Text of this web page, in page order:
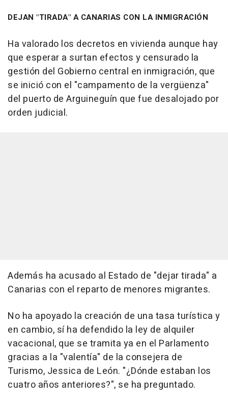
DEJAN "TIRADA" A CANARIAS CON LA INMIGRACIÓN
Ha valorado los decretos en vivienda aunque hay
que esperar a surtan efectos y censurado la
gestión del Gobierno central en inmigración, que
se inició con el "campamento de la vergüenza"
del puerto de Arguineguín que fue desalojado por
orden judicial.
Además ha acusado al Estado de "dejar tirada" a
Canarias con el reparto de menores migrantes.
No ha apoyado la creación de una tasa turística y
en cambio, sí ha defendido la ley de alquiler
vacacional, que se tramita ya en el Parlamento
gracias a la "valentía" de la consejera de
Turismo, Jessica de León. "¿Dónde estaban los
cuatro años anteriores?", se ha preguntado.